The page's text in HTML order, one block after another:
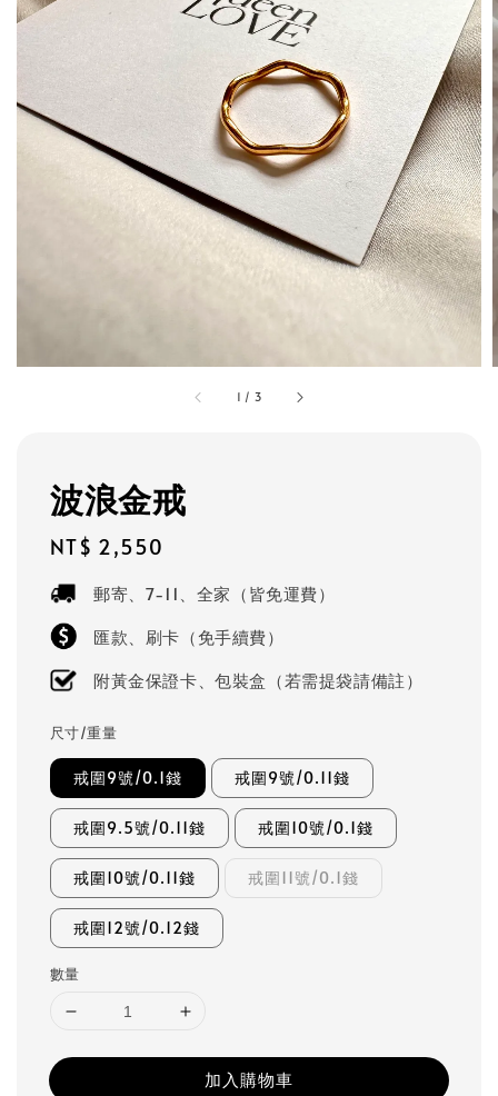
1 / 3
波浪金戒
Regular
price
NT$ 2,550
郵寄、7-11、全家（皆免運費）
匯款、刷卡（免手續費）
附黃金保證卡、包裝盒（若需提袋請備註）
尺寸/重量
戒圍9號/0.1錢 戒圍9號/0.11錢
戒圍9.5號/0.11錢 戒圍10號/0.1錢
戒圍10號/0.11錢 戒圍11號/0.1錢
戒圍12號/0.12錢
數量
加入購物車